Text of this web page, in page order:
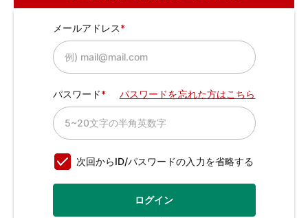
メールアドレス
パスワード パスワードを忘れた方はこちら
次回からID/パスワードの入力を省略する
ログイン